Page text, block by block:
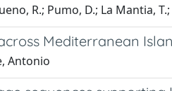
R.; Pumo, D.; La Mantia,
Mediterranean
Antonio